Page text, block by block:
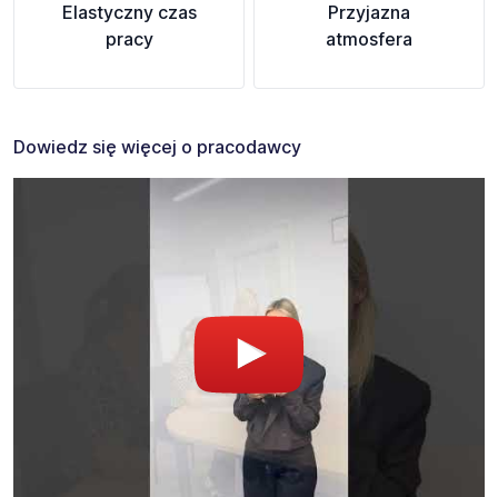
Elastyczny czas
pracy
Przyjazna
atmosfera
Dowiedz się więcej o pracodawcy